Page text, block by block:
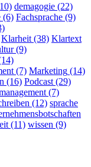
demagogie (22)
(6) Fachsprache (9)
Klarheit (38) Klartext
(9)
(7) Marketing (14)
(16) Podcast (29)
(7)
(12) sprache
(11) wissen (9)